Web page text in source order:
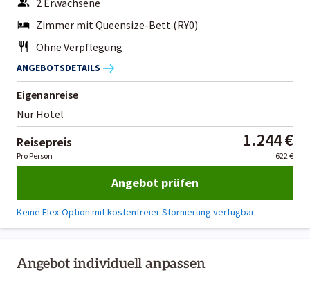
Angebot individuell anpassen
Zimmer mit Queensize-Bett (RY0)
Ohne Verpflegung
ANGEBOTSDETAILS
Eigenanreise
Nur Hotel
Reisepreis 1.244 €
Pro Person 622 €
Angebot prüfen
Keine Flex-Option mit kostenfreier Stornierung verfügbar.